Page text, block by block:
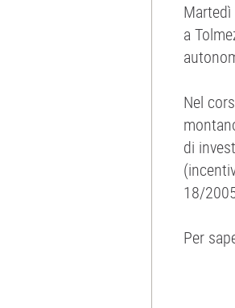
Martedì
a
Nel
di
18/
Per